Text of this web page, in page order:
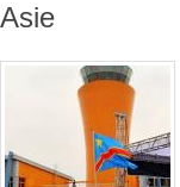
Asie